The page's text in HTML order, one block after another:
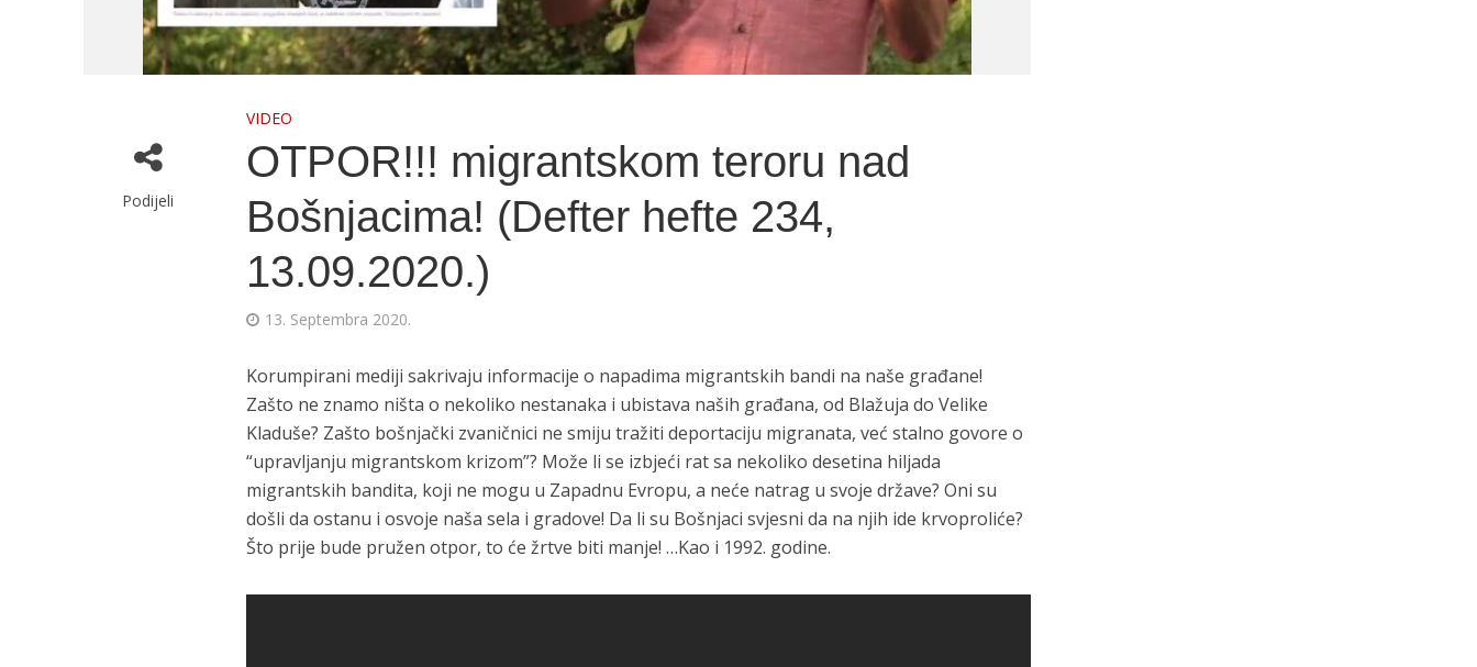
Podijeli
VIDEO
OTPOR!!! migrantskom teroru nad
Bošnjacima! (Defter hefte 234,
13.09.2020.)
13. Septembra 2020.
Korumpirani mediji sakrivaju informacije o napadima migrantskih bandi na naše građane!
Zašto ne znamo ništa o nekoliko nestanaka i ubistava naših građana, od Blažuja do Velike
Kladuše? Zašto bošnjački zvaničnici ne smiju tražiti deportaciju migranata, već stalno govore o
“upravljanju migrantskom krizom”? Može li se izbjeći rat sa nekoliko desetina hiljada
migrantskih bandita, koji ne mogu u Zapadnu Evropu, a neće natrag u svoje države? Oni su
došli da ostanu i osvoje naša sela i gradove! Da li su Bošnjaci svjesni da na njih ide krvoproliće?
Što prije bude pružen otpor, to će žrtve biti manje! …Kao i 1992. godine.